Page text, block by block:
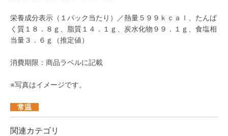
栄養成分表示（１パック当たり）／熱量５９９ｋｃａｌ、たんぱ
く質１８．８ｇ、脂質１４．１ｇ、炭水化物９９．１ｇ、食塩相
当量３．６ｇ（推定値）
消費期限：商品ラベルに記載
※写真はイメージです。
常温
関連カテゴリ